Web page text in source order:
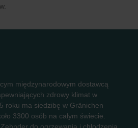
międzynarodowym dostawcą
zdrowy klimat w
roku ma siedzibę w Gränichen
3300 osób na całym świecie.